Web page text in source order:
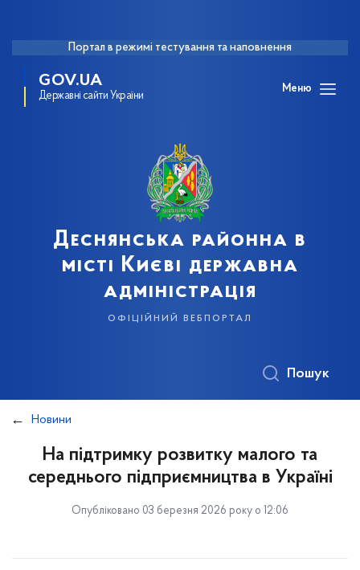
Портал в режимі тестування та наповнення
GOV.UA
Державні сайти України
Меню
Деснянська районна в
місті Києві державна
адміністрація
офіційний вебпортал
Пошук
Новини
На підтримку розвитку малого та
середнього підприємництва в Україні
Опубліковано 03 березня 2026 року о 12:06